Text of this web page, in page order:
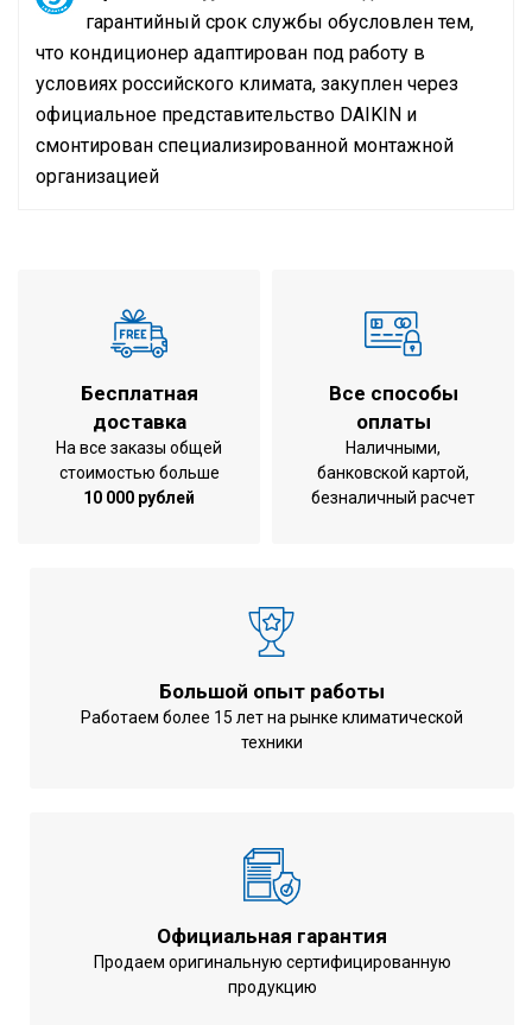
гарантийный срок службы обусловлен тем,
что кондиционер адаптирован под работу в
условиях российского климата, закуплен через
официальное представительство DAIKIN и
смонтирован специализированной монтажной
организацией
Режим работы
обогрев
Холодопроизводительность (Мин
/ Ном / Макс)
1,70 / 5,00 /
5,60 кВт
Теплопроизводительность (Мин /
Ном / Макс)
1,70 / 5,80 /
8,10 кВт
Габариты внутреннего блока
600x950x215
Габариты наружного блока
Потребляемая мощность при
0.50 / 1.51 /
Минимальный уровень шума
(охлаждение)
Минимальный уровень шума
Бесплатная
доставка
На все заказы общей
стоимостью больше
10 000 рублей
Все способы
оплаты
Наличными,
банковской картой,
безналичный расчет
Большой опыт работы
Работаем более 15 лет на рынке климатической
техники
Официальная гарантия
Продаем оригинальную сертифицированную
продукцию